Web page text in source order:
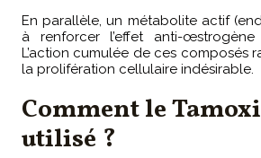
En parallèle, un métabolite actif
à renforcer l’effet anti-œstrogène
L’action cumulée de ces composés
la prolifération cellulaire indésirable.
Comment le
utilisé ?